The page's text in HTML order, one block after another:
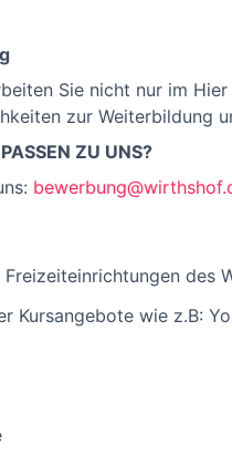
Sie nicht nur im
zur Weiterbildung
ZU UNS?
des
Kursangebote wie z.B: